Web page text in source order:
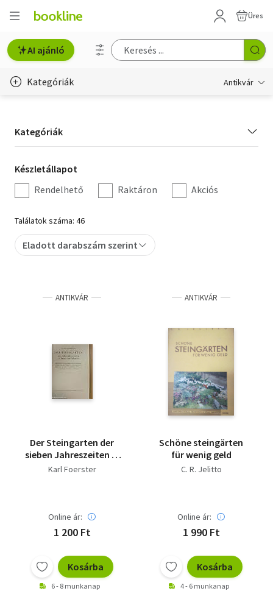
Üres
AI ajánló
Kategóriák Antikvár
Régi képeslap
Életmód, egészség
Erotika
Gyermek- és ifjúsági
Hobbi, szabadidő
Minikönyv
Szakkönyv
Tankönyv, segédkönyv
Történelem
Egyéb
Kategória
szűrés
Kategóriák
Készletállapot
szűrés
Készletállapot
Rendelhető
Raktáron Akciós
Találatok száma: 46
Eladott darabszám szerint
ANTIKVÁR
Der Steingarten der
sieben Jahreszeiten in
Sonne und Schatten
Karl Foerster
Online ár:
1 200 Ft
Kosárba
6 - 8 munkanap
ANTIKVÁR
Schöne steingärten
für wenig geld
C. R. Jelitto
Online ár:
1 990 Ft
Kosárba
4 - 6 munkanap